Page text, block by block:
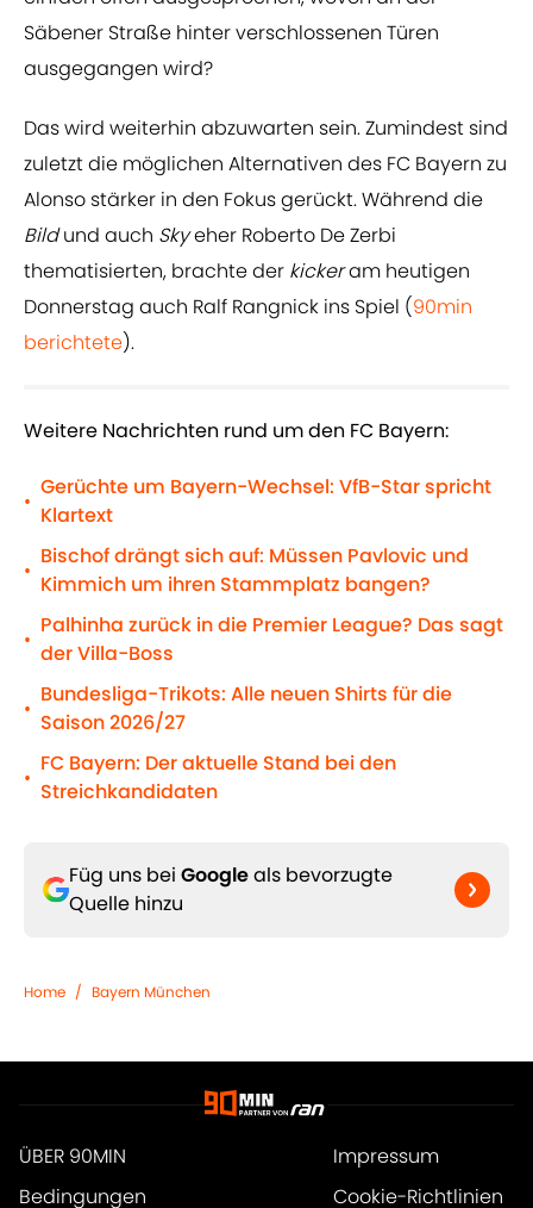
Säbener Straße hinter verschlossenen Türen
ausgegangen wird?
Das wird weiterhin abzuwarten sein. Zumindest sind
zuletzt die möglichen Alternativen des FC Bayern zu
Alonso stärker in den Fokus gerückt. Während die
Bildund auch Skyeher Roberto De Zerbi
thematisierten, brachte der kickeram heutigen
Donnerstag auch Ralf Rangnick ins Spiel (90min
berichtete).
Weitere Nachrichten rund um den FC Bayern:
•
Gerüchte um Bayern-Wechsel: VfB-Star spricht
Klartext
•
Bischof drängt sich auf: Müssen Pavlovic und
Kimmich um ihren Stammplatz bangen?
•
Palhinha zurück in die Premier League? Das sagt
der Villa-Boss
•
Bundesliga-Trikots: Alle neuen Shirts für die
Saison 2026/27
•
FC Bayern: Der aktuelle Stand bei den
Streichkandidaten
Füg uns bei Googleals bevorzugte
Quelle hinzu
Home / Bayern München
ÜBER 90MIN
Impressum
Bedingungen
Cookie-Richtlinien